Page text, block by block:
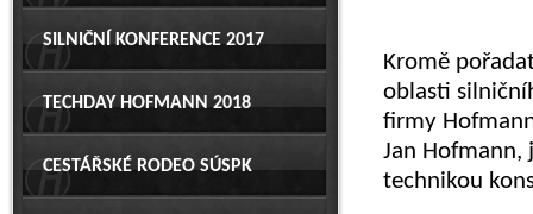
SILNIČNÍ KONFERENCE 2017
TECHDAY HOFMANN 2018
CESTÁŘSKÉ RODEO SÚSPK
Kromě
oblasti
firmy
Jan Hofmann,
technikou